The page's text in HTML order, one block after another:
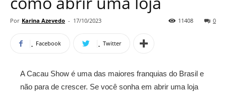
Por Karina Azevedo - 17/10/2023 0
11408
Facebook Twitter
A Cacau Show é uma das maiores franquias do Brasil e
não para de crescer. Se você sonha em abrir uma loja